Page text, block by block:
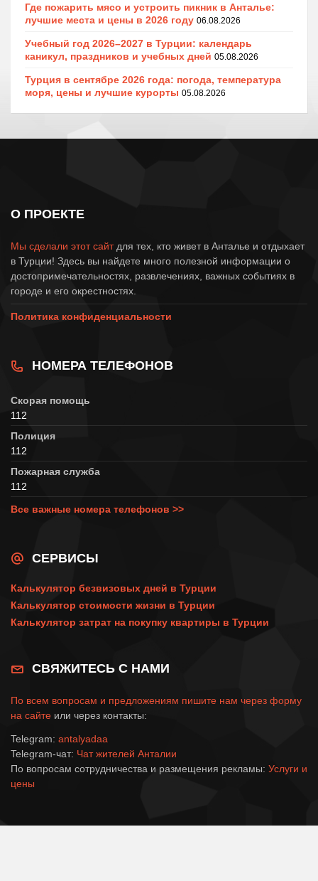
Где пожарить мясо и устроить пикник в Анталье:
лучшие места и цены в 2026 году 06.08.2026
Учебный год 2026–2027 в Турции: календарь
каникул, праздников и учебных дней 05.08.2026
Турция в сентябре 2026 года: погода, температура
моря, цены и лучшие курорты 05.08.2026
О ПРОЕКТЕ
Мы сделали этот сайтдля тех, кто живет в Анталье и отдыхает
в Турции! Здесь вы найдете много полезной информации о
достопримечательностях, развлечениях, важных событиях в
городе и его окрестностях.
Политика конфиденциальности
НОМЕРА ТЕЛЕФОНОВ
Скорая помощь
112
Полиция
112
Пожарная служба
112
Все важные номера телефонов >>
СЕРВИСЫ
Калькулятор безвизовых дней в Турции
Калькулятор стоимости жизни в Турции
Калькулятор затрат на покупку квартиры в Турции
СВЯЖИТЕСЬ С НАМИ
По всем вопросам и предложениям пишите нам через форму
на сайте или через контакты:
Telegram: antalyadaa
Telegram-чат: Чат жителей Анталии
По вопросам сотрудничества и размещения рекламы: Услуги и
цены